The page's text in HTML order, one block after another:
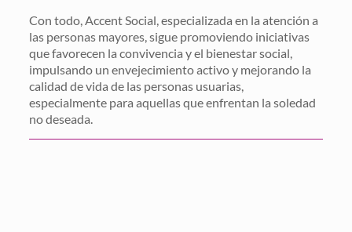
Con todo, Accent Social, especializada en la atención a
las personas mayores, sigue promoviendo iniciativas
que favorecen la convivencia y el bienestar social,
impulsando un envejecimiento activo y mejorando la
calidad de vida de las personas usuarias,
especialmente para aquellas que enfrentan la soledad
no deseada.